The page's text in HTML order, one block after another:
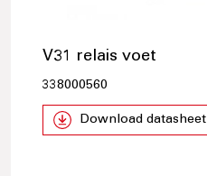
V31 relais voet
338000560
Download datasheet